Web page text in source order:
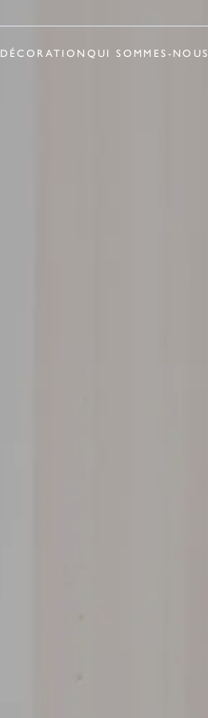
DÉCORATION QUI SOMMES-NOUS